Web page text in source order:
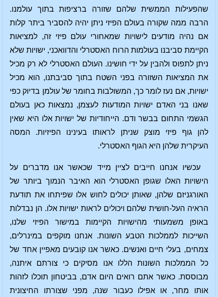
שהפעילות הממשית שלהם שזורה ברציפות בתוך עולמנו.
הרבה ממה שקורה בעולם הפיזי ניתן יהיה להסביר ביתר קלות
אם נהיה מודעים לישויות שמאחורי עולם פיזי זה, למציאות
הקיימת סביבנו בעולמות הרוח האסטרלי והדוואכני, ישויות שלא
ניתן לתפוס ולהבין על ידי חושינו. העולם האסטרלי לא רק מכיל
את המציאות השזורה בפני השטח בתוך סביבתנו, הוא מכיל
ישויות, אם נעז לומר כך, המשולבות בחומר של עולמן בדיוק כפי
שאנו בני האדם ישויות המודעות לעצמן, נמצאות כאן בעולם
הגשמי התחום בבשר ודם. הייחודיות של ישויות אלו היא שאין
להן גוף פיזי מוצק שניתן לראותו בעינינו הפיזיות. המסה
העיקרית שלהן היא הגוף האסטרלי.
עכשיו אנחנו חייבים לציין מייד שכאשר אנו מדברים על
הישויות האלו שגופן האסטרלי הוא האיבר הנמוך ביותר של
האורגניזם שלהן, שאותן יכולים לחוש אלו שפיתחו את תודעת
הראיה העל-חושית שלהם ויכולים לראות ישויות אלו. הן נבדלות
באופן משמעותי מהישויות הקיימות במישור הפיזי שלנו,
השייכות לממלכות הטבע השונות. אנחנו מוקפים במינרלים,
צמחים, בעלי חיים ואנשים. כאשר אנו קובעים מאפיין אחד של
כל הממלכות השונות הללו אנו מסיקים כי צורתם איתנה,
מבוססת. כאשר אתם רואים היום אדם, בביטחון תוכלו לזהות
אותו מחר, או אפילו כעבור שנה, מפני שצורתו החיצונית